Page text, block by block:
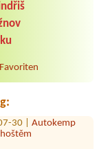
Favoriten
14 |
osoby + menší
07-25 |Chatový tábor